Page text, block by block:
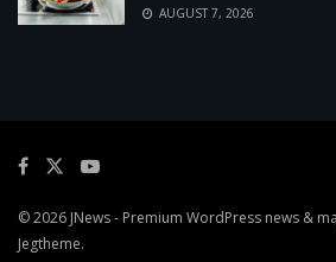
AUGUST 7, 2026
© 2026 JNews- Premium WordPress news &
Jegtheme.